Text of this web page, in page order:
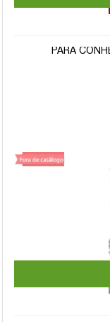
PARA